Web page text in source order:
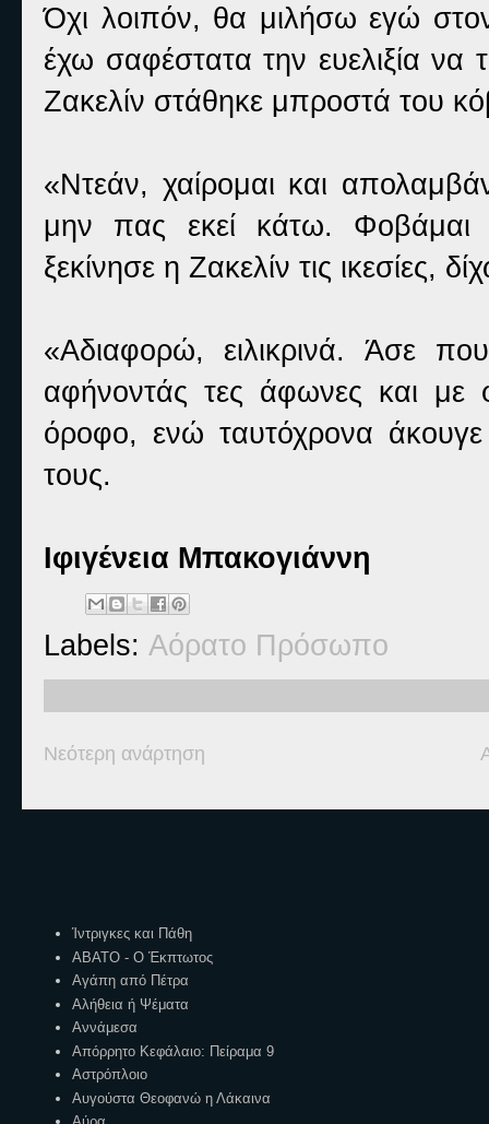
Όχι λοιπόν, θα μιλήσω εγώ
έχω σαφέστατα την ευελιξία
Ζακελίν στάθηκε μπροστά του
«Ντεάν, χαίρομαι και
μην πας εκεί κάτω. Φοβάμαι
ξεκίνησε η Ζακελίν τις ικεσίες,
«Αδιαφορώ, ειλικρινά. Άσε
αφήνοντάς τες άφωνες και με
όροφο, ενώ ταυτόχρονα
τους.
Ιφιγένεια Μπακογιάννη
Labels: Αόρατο Πρόσωπο
Νεότερη ανάρτηση
Ίντριγκες και Πάθη
ΑΒΑΤΟ - Ο Έκπτωτος
Αγάπη από Πέτρα
Αλήθεια ή Ψέματα
Αννάμεσα
Απόρρητο Κεφάλαιο: Πείραμα 9
Αστρόπλοιο
Αυγούστα Θεοφανώ η Λάκαινα